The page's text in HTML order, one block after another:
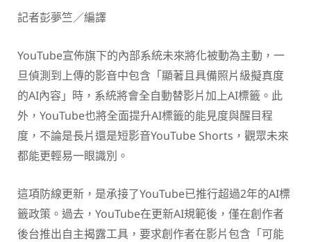
記者彭夢竺／編譯
YouTube宣佈旗下的內部系統未來將化被動為主動，一
旦偵測到上傳的影音中包含「顯著且具備照片級擬真度
的AI內容」時，系統將會全自動替影片加上AI標籤。此
外，YouTube也將全面提升AI標籤的能見度與醒目程
度，不論是長片還是短影音YouTube Shorts，觀眾未來
都能更輕易一眼識別。
這項防線更新，是承接了YouTube已推行超過2年的AI標
籤政策。過去，YouTube在更新AI規範後，僅在創作者
後台推出自主揭露工具，要求創作者在影片包含「可能